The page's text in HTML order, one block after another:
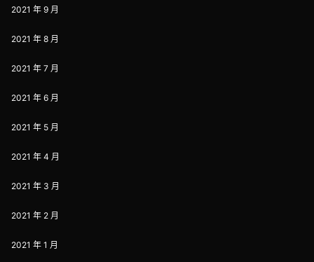
2021 年 9 月
2021 年 8 月
2021 年 7 月
2021 年 6 月
2021 年 5 月
2021 年 4 月
2021 年 3 月
2021 年 2 月
2021 年 1 月